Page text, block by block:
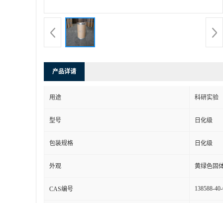
产品详请
用途 科研实验
型号 日化级
包装规格 日化级
外观 黄绿色固
CAS编号 138588-